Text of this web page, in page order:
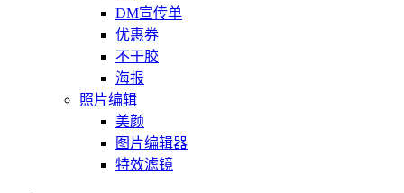
DM宣传单
优惠券
不干胶
海报
照片编辑
美颜
图片编辑器
特效滤镜